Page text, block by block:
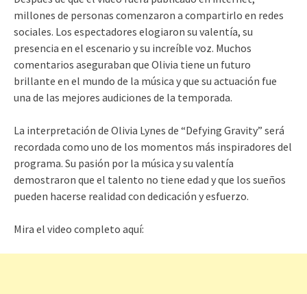
millones de personas comenzaron a compartirlo en redes
sociales. Los espectadores elogiaron su valentía, su
presencia en el escenario y su increíble voz. Muchos
comentarios aseguraban que Olivia tiene un futuro
brillante en el mundo de la música y que su actuación fue
una de las mejores audiciones de la temporada.
La interpretación de Olivia Lynes de “Defying Gravity” será
recordada como uno de los momentos más inspiradores del
programa. Su pasión por la música y su valentía
demostraron que el talento no tiene edad y que los sueños
pueden hacerse realidad con dedicación y esfuerzo.
Mira el video completo aquí: